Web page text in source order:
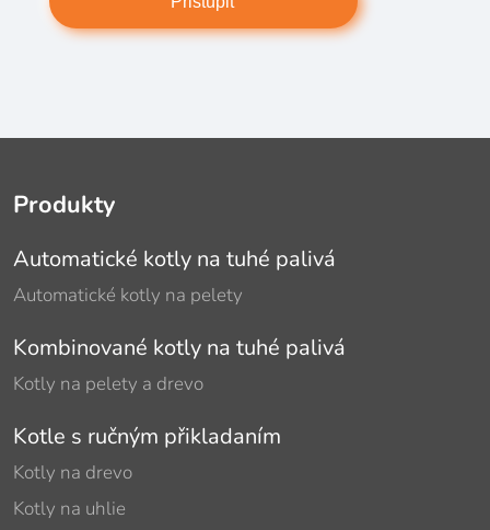
Produkty
Automatické kotly na tuhé palivá
Automatické kotly na pelety
Kombinované kotly na tuhé palivá
Kotly na pelety a drevo
Kotle s ručným přikladaním
Kotly na drevo
Kotly na uhlie